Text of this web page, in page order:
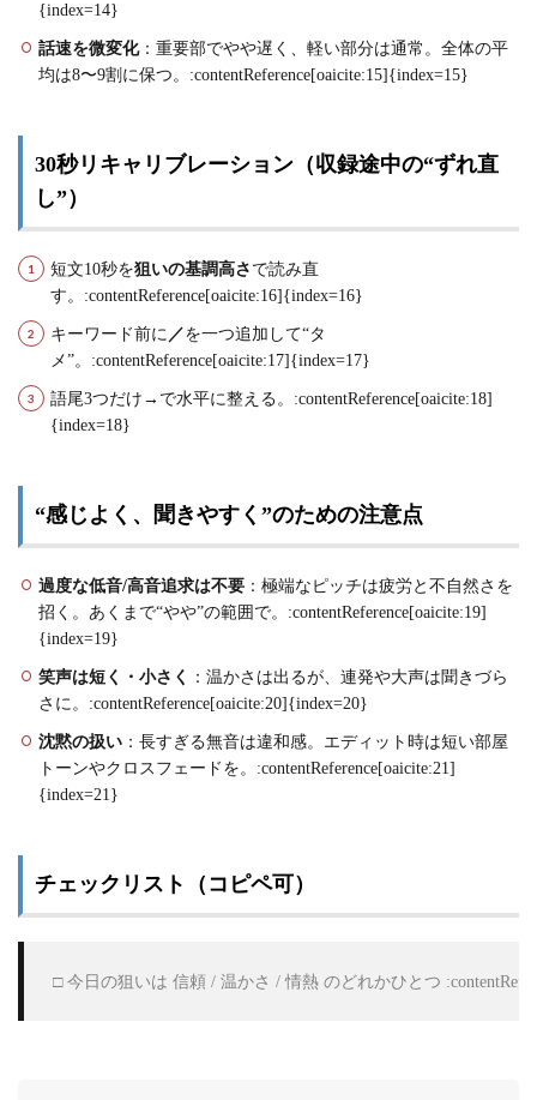
{index=14}
話速を微変化：重要部でやや遅く、軽い部分は通常。全体の平
均は8〜9割に保つ。:contentReference[oaicite:15]{index=15}
30秒リキャリブレーション（収録途中の“ずれ直
し”）
短文10秒を狙いの基調高さ で読み直
す。:contentReference[oaicite:16]{index=16}
キーワード前に ／を一つ追加して“タ
メ”。:contentReference[oaicite:17]{index=17}
語尾3つだけ → で水平に整える。:contentReference[oaicite:18]
{index=18}
“感じよく、聞きやすく”のための注意点
過度な低音/高音追求は不要 ：極端なピッチは疲労と不自然さを
招く。あくまで“やや”の範囲で。:contentReference[oaicite:19]
{index=19}
笑声は短く・小さく
：温かさは出るが、連発や大声は聞きづら
さに。:contentReference[oaicite:20]{index=20}
沈黙の扱い ：長すぎる無音は違和感。エディット時は短い部屋
トーンやクロスフェードを。:contentReference[oaicite:21]
{index=21}
チェックリスト（コピペ可）
□ 今日の狙いは 信頼 / 温かさ / 情熱 のどれかひとつ